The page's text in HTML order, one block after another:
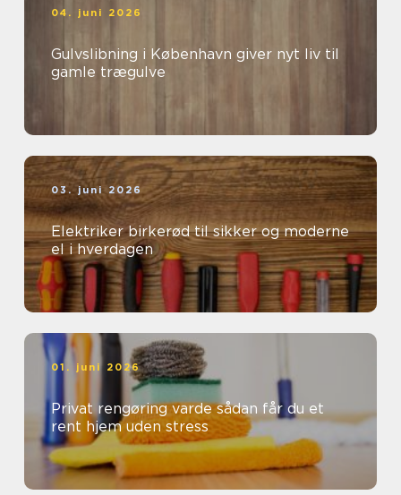
04. juni 2026
Gulvslibning i København giver nyt liv til
gamle trægulve
03. juni 2026
Elektriker birkerød til sikker og moderne
el i hverdagen
01. juni 2026
Privat rengøring varde sådan får du et
rent hjem uden stress